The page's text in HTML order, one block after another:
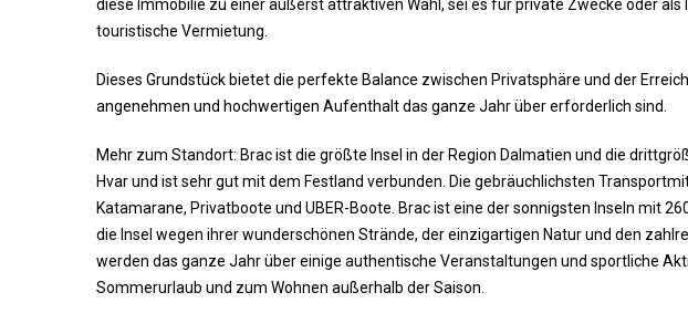
diese Immobilie zu einer äußerst attraktiven Wahl, sei es für private Zwecke oder
touristische Vermietung.
Dieses Grundstück bietet die perfekte Balance zwischen Privatsphäre und der
angenehmen und hochwertigen Aufenthalt das ganze Jahr über erforderlich sind.
Mehr zum Standort: Brac ist die größte Insel in der Region Dalmatien und die
Hvar und ist sehr gut mit dem Festland verbunden. Die gebräuchlichsten
Katamarane, Privatboote und UBER-Boote. Brac ist eine der sonnigsten Inseln mit
die Insel wegen ihrer wunderschönen Strände, der einzigartigen Natur und den
werden das ganze Jahr über einige authentische Veranstaltungen und sportliche
Sommerurlaub und zum Wohnen außerhalb der Saison.